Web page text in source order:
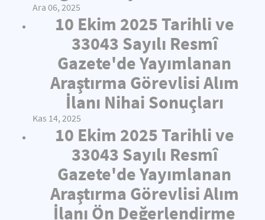
Ara 06, 2025
10 Ekim 2025 Tarihli ve
33043 Sayılı Resmî
Gazete'de Yayımlanan
Araştırma Görevlisi Alım
İlanı Nihai Sonuçları
Kas 14, 2025
10 Ekim 2025 Tarihli ve
33043 Sayılı Resmî
Gazete'de Yayımlanan
Araştırma Görevlisi Alım
İlanı Ön Değerlendirme